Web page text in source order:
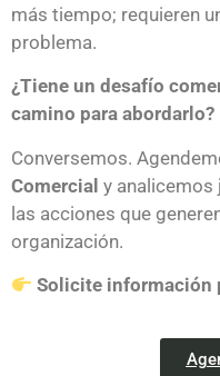
más tiempo; requieren
problema.
¿Tiene un desafío
camino para abordarlo?
Conversemos.
Comercial y analicemos
las acciones que
organización.
Solicite información